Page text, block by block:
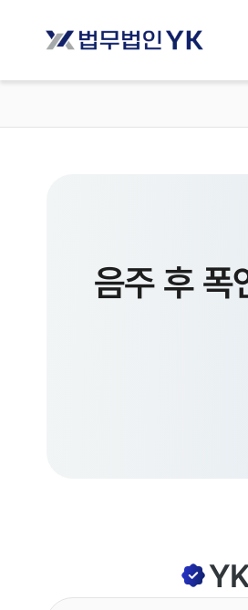
음주 후 폭